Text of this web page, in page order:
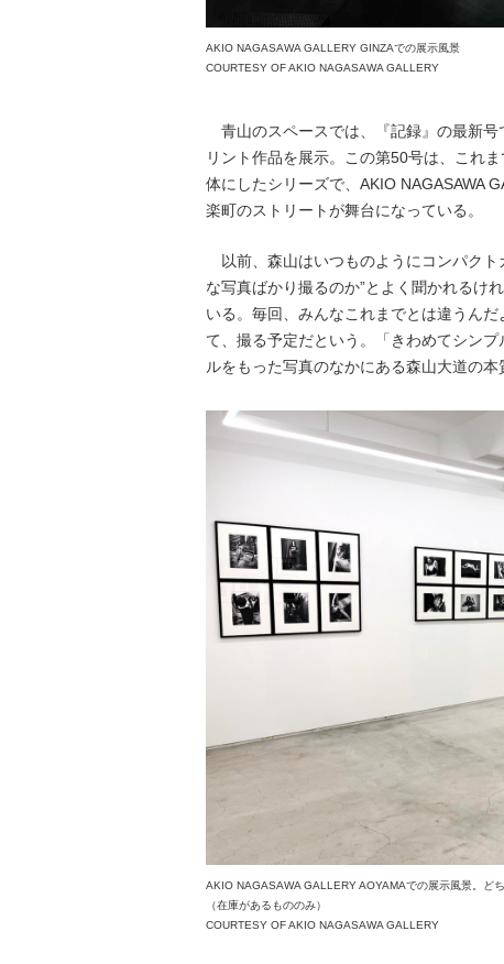
AKIO NAGASAWA GALLERY GINZAでの展示風景
COURTESY OF AKIO NAGASAWA GALLERY
青山のスペースでは、『記録』の最新
リント作品を展示。この第50号は、これ
体にしたシリーズで、AKIO NAGASAWA
楽町のストリートが舞台になっている。
以前、森山はいつものようにコンパクト
な写真ばかり撮るのか”とよく聞かれるけ
いる。毎回、みんなこれまでとは違うん
て、撮る予定だという。「きわめてシン
ルをもった写真のなかにある森山大道の
AKIO NAGASAWA GALLERY AOYAMAでの展示風景。ど
（在庫があるもののみ）
COURTESY OF AKIO NAGASAWA GALLERY